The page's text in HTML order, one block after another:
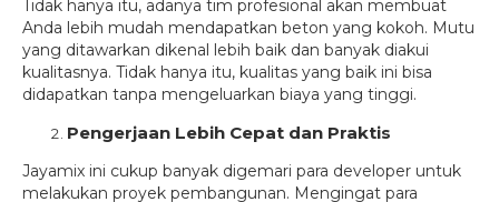
Tidak hanya itu, adanya tim profesional akan membuat
Anda lebih mudah mendapatkan beton yang kokoh. Mutu
yang ditawarkan dikenal lebih baik dan banyak diakui
kualitasnya. Tidak hanya itu, kualitas yang baik ini bisa
didapatkan tanpa mengeluarkan biaya yang tinggi.
Pengerjaan Lebih Cepat dan Praktis
Jayamix ini cukup banyak digemari para developer untuk
melakukan proyek pembangunan. Mengingat para